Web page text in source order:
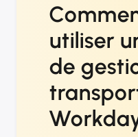
utiliser
de